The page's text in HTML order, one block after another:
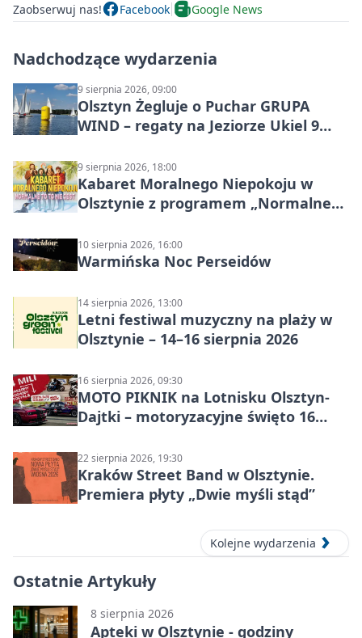
Zaobserwuj nas! Facebook Google News
Nadchodzące wydarzenia
9 sierpnia 2026, 09:00
Olsztyn Żegluje o Puchar GRUPA
WIND – regaty na Jeziorze Ukiel 9
9 sierpnia 2026, 18:00
Kabaret Moralnego Niepokoju w
Olsztynie z programem „Normalne
10 sierpnia 2026, 16:00
Warmińska Noc Perseidów
14 sierpnia 2026, 13:00
Letni festiwal muzyczny na plaży w
Olsztynie – 14–16 sierpnia 2026
16 sierpnia 2026, 09:30
MOTO PIKNIK na Lotnisku Olsztyn-
Dajtki – motoryzacyjne święto 16
22 sierpnia 2026, 19:30
Kraków Street Band w Olsztynie.
Premiera płyty „Dwie myśli stąd”
Kolejne wydarzenia
Ostatnie Artykuły
8 sierpnia 2026
Apteki w Olsztynie - godziny